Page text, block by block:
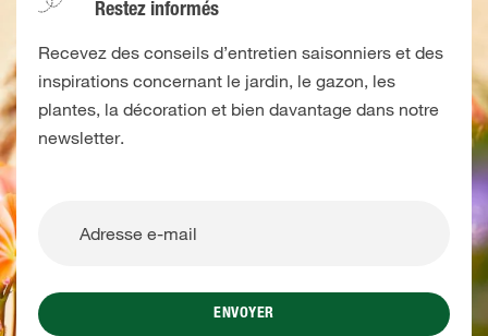
Restez informés
Recevez des conseils d’entretien saisonniers et des
inspirations concernant le jardin, le gazon, les
plantes, la décoration et bien davantage dans notre
newsletter.
ENVOYER